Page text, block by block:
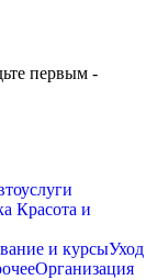
первым -
Красота и
и курсыУход
Организация